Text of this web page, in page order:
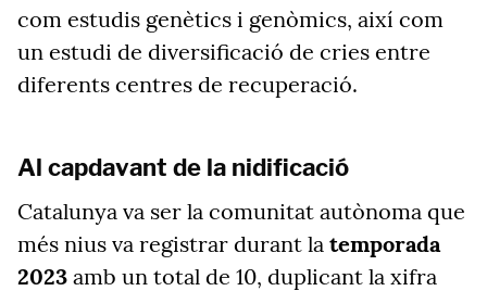
com estudis genètics i genòmics, així com
un estudi de diversificació de cries entre
diferents centres de recuperació.
Al capdavant de la nidificació
Catalunya va ser la comunitat autònoma que
més nius va registrar durant la temporada
2023 amb un total de 10, duplicant la xifra